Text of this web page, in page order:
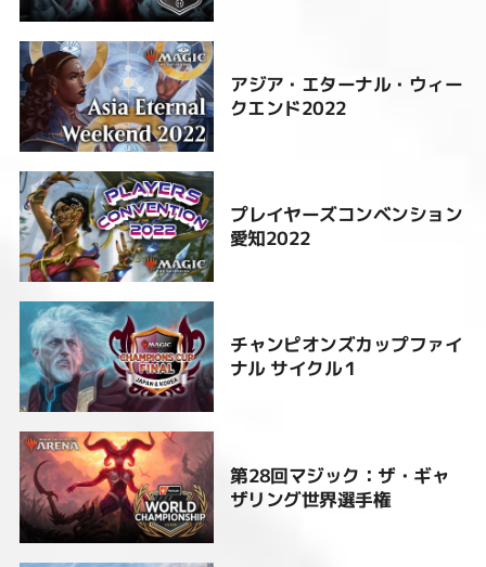
アジア・エターナル・ウィー
クエンド2022
プレイヤーズコンベンション
愛知2022
チャンピオンズカップファイ
ナル サイクル１
第28回マジック：ザ・ギャ
ザリング世界選手権